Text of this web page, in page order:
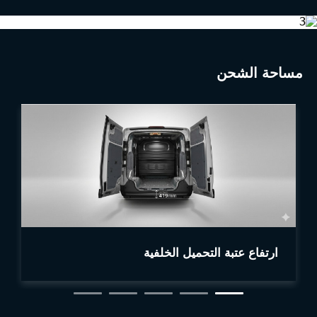
مساحة الشحن
ارتفاع عتبة التحميل الخلفية